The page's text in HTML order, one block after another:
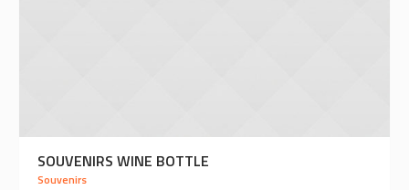
SOUVENIRS WINE BOTTLE
Souvenirs